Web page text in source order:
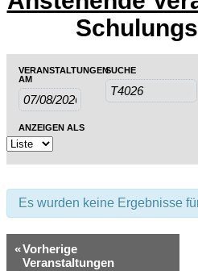
Veranstaltungen
Suche
und
Ansichten,
Navigation
Suche
VERANSTALTUNGEN
AM
SUCHE
Veranstaltung
Ansichten-
Navigation
ANZEIGEN ALS
Es wurden keine Ergebnisse
«Vorherige
Veranstaltungen